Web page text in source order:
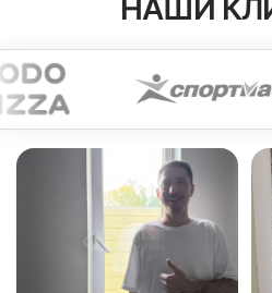
НАШИ